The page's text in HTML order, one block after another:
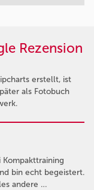
Rezension
erstellt, ist
als Fotobuch
bin echt begeistert.
andere …